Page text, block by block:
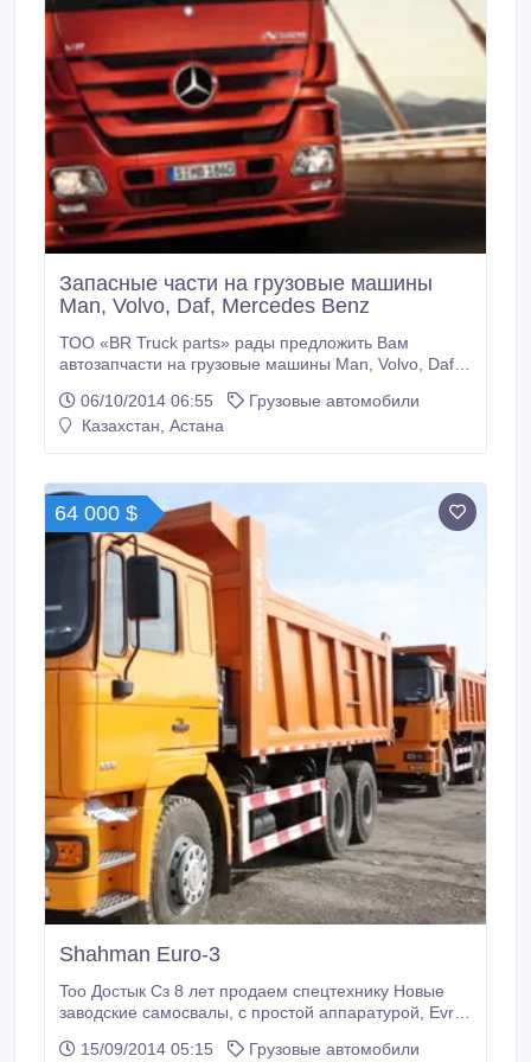
Запасные части на грузовые машины
Man, Volvo, Daf, Mercedes Benz
ТОО «BR Truck parts» рады предложить Вам
автозапчасти на грузовые машины Man, Volvo, Daf,
производителей. Запчасти по ходовой части, по
двигателю, фильтра, аксессуары, ремни, масла.
06/10/2014 06:55
Грузовые автомобили
Казахстан, Астана
64 000 $
Shahman Euro-3
Too Достык Сз 8 лет продаем спецтехнику Новые
заводские самосвалы, с простой аппаратурой, Evro
с самого завода. Доставка во все регионы
15/09/2014 05:15
Грузовые автомобили